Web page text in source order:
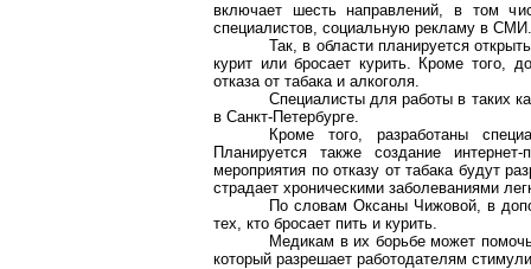
включает шесть направлений, в том
специалистов, социальную рекламу в СМИ.
Так, в области планируется
курит или бросает курить. Кроме того,
отказа от табака и алкоголя.
Специалисты для работы в таких
в Санкт-Петербурге.
Кроме того, разработаны
Планируется также создание интернет-
мероприятия по отказу от табака будут
страдает хроническими заболеваниями
По словам Оксаны Чижовой, в
тех, кто бросает пить и курить.
Медикам в их борьбе может
который разрешает работодателям